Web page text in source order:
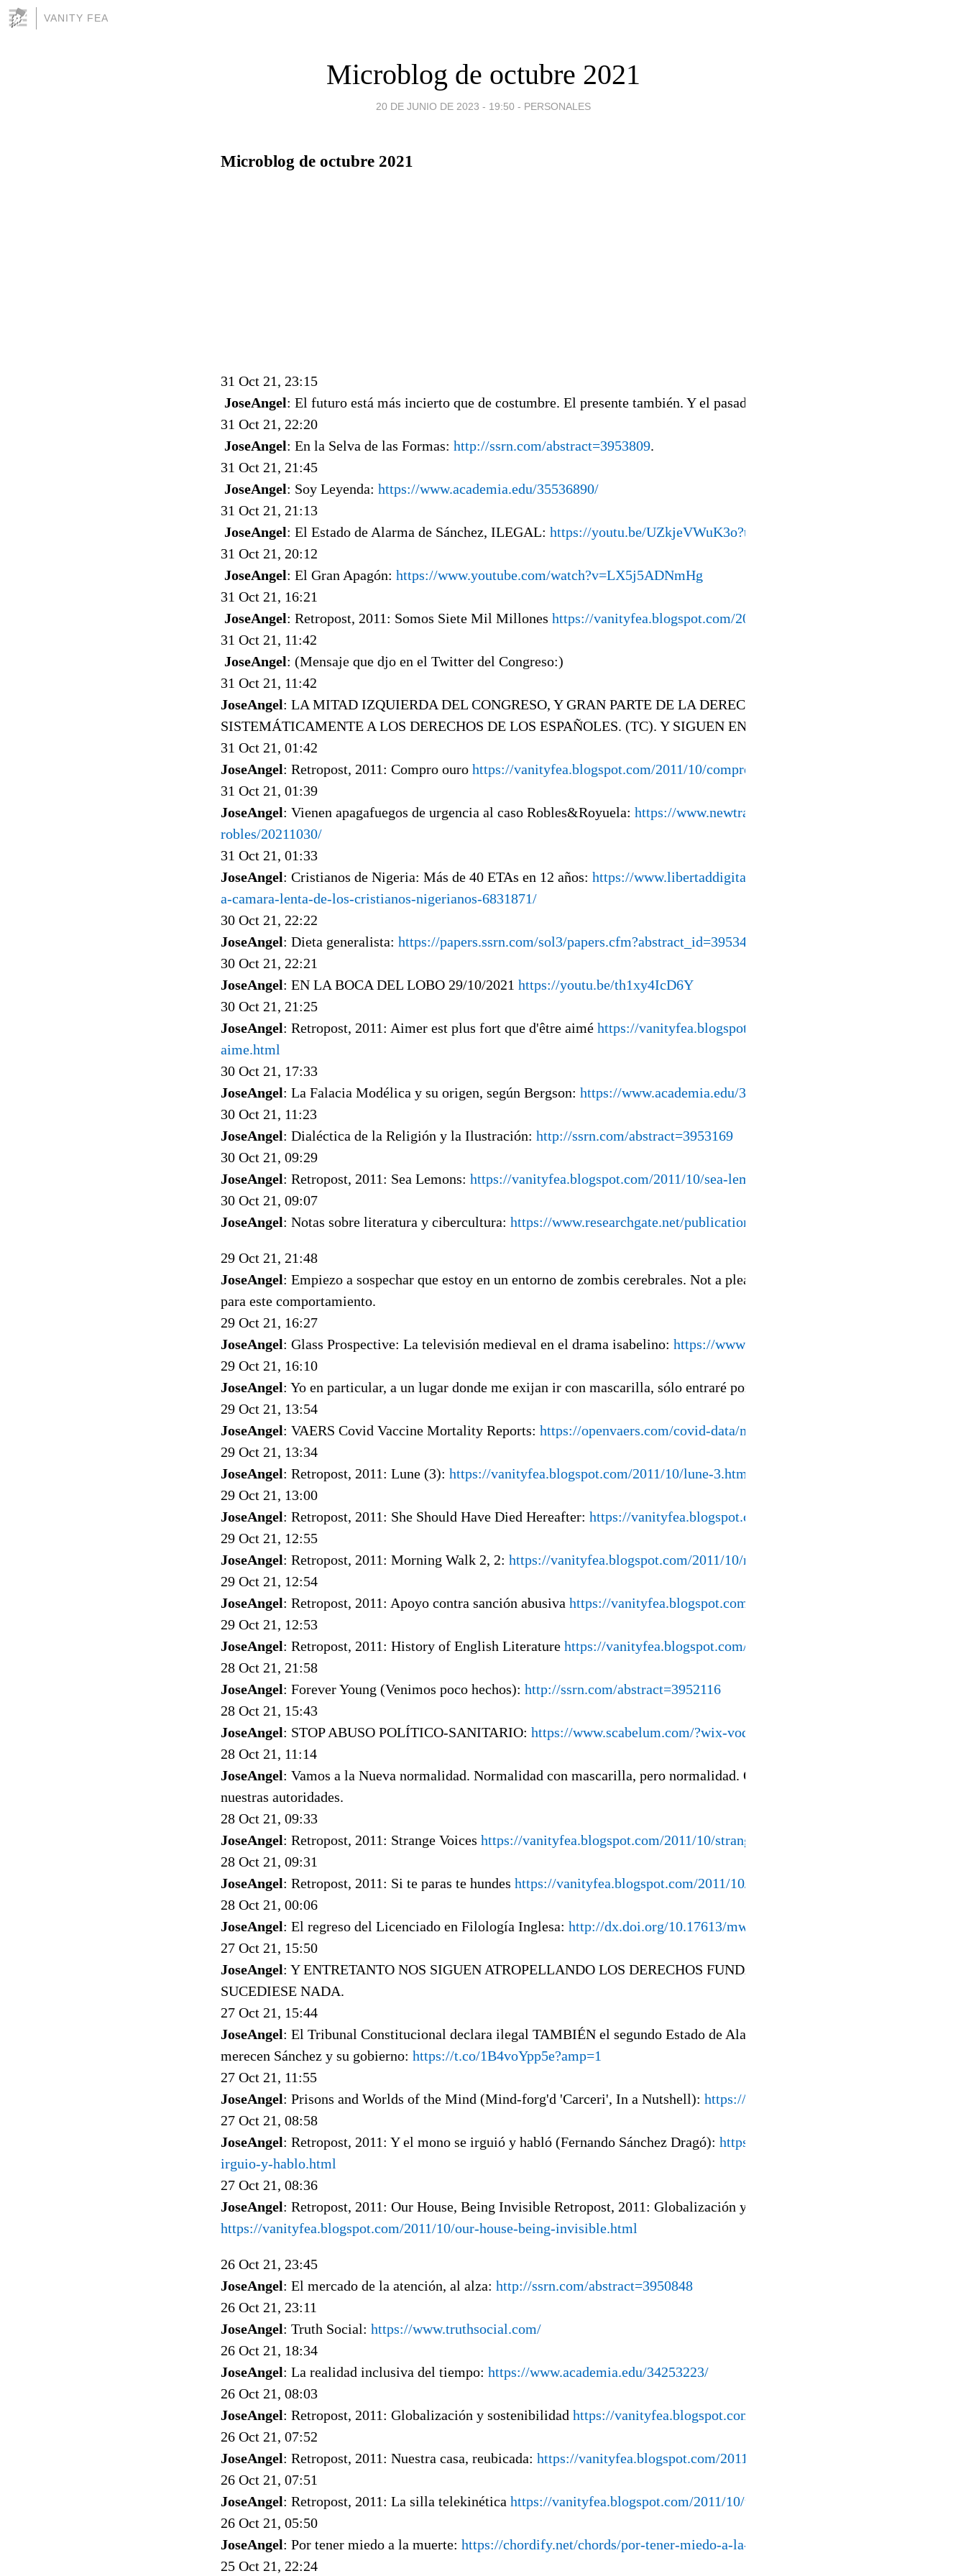
VANITY FEA
Microblog de octubre 2021
20 DE JUNIO DE 2023 - 19:50 - PERSONALES
Microblog de octubre 2021
31 Oct 21, 23:15
JoseAngel: El futuro está más incierto que de costumbre. El presente también. Y el pasado... casi mejor dejarlo estar.
31 Oct 21, 22:20
JoseAngel: En la Selva de las Formas: http://ssrn.com/abstract=3953809.
31 Oct 21, 21:45
JoseAngel: Soy Leyenda: https://www.academia.edu/35536890/
31 Oct 21, 21:13
JoseAngel: El Estado de Alarma de Sánchez, ILEGAL: https://youtu.be/UZkjeVWuK3o?t=7068
31 Oct 21, 20:12
JoseAngel: El Gran Apagón: https://www.youtube.com/watch?v=LX5j5ADNmHg
31 Oct 21, 16:21
JoseAngel: Retropost, 2011: Somos Siete Mil Millones https://vanityfea.blogspot.com/2011/10/somos-siete-mil-
31 Oct 21, 11:42
JoseAngel: (Mensaje que djo en el Twitter del Congreso:)
31 Oct 21, 11:42
JoseAngel: LA MITAD IZQUIERDA DEL CONGRESO, Y GRAN PARTE DE LA DERECHA, VIENE AGREDIENDO
SISTEMÁTICAMENTE A LOS DERECHOS DE LOS ESPAÑOLES. (TC). Y SIGUEN EN ELLO. ¡¡¡¡FUERA LEY DE
31 Oct 21, 01:42
JoseAngel: Retropost, 2011: Compro ouro https://vanityfea.blogspot.com/2011/10/compro-ouro.html
31 Oct 21, 01:39
JoseAngel: Vienen apagafuegos de urgencia al caso Robles&Royuela: https://www.newtral.es/fiscalia-supremo-investigacion-
robles/20211030/
31 Oct 21, 01:33
JoseAngel: Cristianos de Nigeria: Más de 40 ETAs en 12 años: https://www.libertaddigital.com/opinion/marcel-gascon-
a-camara-lenta-de-los-cristianos-nigerianos-6831871/
30 Oct 21, 22:22
JoseAngel: Dieta generalista: https://papers.ssrn.com/sol3/papers.cfm?abstract_id=3953421
30 Oct 21, 22:21
JoseAngel: EN LA BOCA DEL LOBO 29/10/2021 https://youtu.be/th1xy4IcD6Y
30 Oct 21, 21:25
JoseAngel: Retropost, 2011: Aimer est plus fort que d'être aimé https://vanityfea.blogspot.com/2011/10/aimer-est-plus-fort-
aime.html
30 Oct 21, 17:33
JoseAngel: La Falacia Modélica y su origen, según Bergson: https://www.academia.edu/34940295/
30 Oct 21, 11:23
JoseAngel: Dialéctica de la Religión y la Ilustración: http://ssrn.com/abstract=3953169
30 Oct 21, 09:29
JoseAngel: Retropost, 2011: Sea Lemons: https://vanityfea.blogspot.com/2011/10/sea-lemons.html
30 Oct 21, 09:07
JoseAngel: Notas sobre literatura y cibercultura: https://www.researchgate.net/publication/332860914
29 Oct 21, 21:48
JoseAngel: Empiezo a sospechar que estoy en un entorno de zombis cerebrales. Not a pleasing prospect, pero es que no hay
para este comportamiento.
29 Oct 21, 16:27
JoseAngel: Glass Prospective: La televisión medieval en el drama isabelino: https://www.academia.edu/34723028/
29 Oct 21, 16:10
JoseAngel: Yo en particular, a un lugar donde me exijan ir con mascarilla, sólo entraré por OBLIGACIÓN.
29 Oct 21, 13:54
JoseAngel: VAERS Covid Vaccine Mortality Reports: https://openvaers.com/covid-data/mortality
29 Oct 21, 13:34
JoseAngel: Retropost, 2011: Lune (3): https://vanityfea.blogspot.com/2011/10/lune-3.html
29 Oct 21, 13:00
JoseAngel: Retropost, 2011: She Should Have Died Hereafter: https://vanityfea.blogspot.com/2011/10/she-should-have-died-
29 Oct 21, 12:55
JoseAngel: Retropost, 2011: Morning Walk 2, 2: https://vanityfea.blogspot.com/2011/10/morning-walk-2-2.html
29 Oct 21, 12:54
JoseAngel: Retropost, 2011: Apoyo contra sanción abusiva https://vanityfea.blogspot.com/2011/10/apoyo-contra-sancion-
29 Oct 21, 12:53
JoseAngel: Retropost, 2011: History of English Literature https://vanityfea.blogspot.com/2011/10/history-of-english-
28 Oct 21, 21:58
JoseAngel: Forever Young (Venimos poco hechos): http://ssrn.com/abstract=3952116
28 Oct 21, 15:43
JoseAngel: STOP ABUSO POLÍTICO-SANITARIO: https://www.scabelum.com/?wix-vod-video-
28 Oct 21, 11:14
JoseAngel: Vamos a la Nueva normalidad. Normalidad con mascarilla, pero normalidad. Obligarnos a llevar mascarilla es lo
nuestras autoridades.
28 Oct 21, 09:33
JoseAngel: Retropost, 2011: Strange Voices https://vanityfea.blogspot.com/2011/10/strange-voices.html
28 Oct 21, 09:31
JoseAngel: Retropost, 2011: Si te paras te hundes https://vanityfea.blogspot.com/2011/10/si-paras-te-hundes.html
28 Oct 21, 00:06
JoseAngel: El regreso del Licenciado en Filología Inglesa: http://dx.doi.org/10.17613/mw76-0f45
27 Oct 21, 15:50
JoseAngel: Y ENTRETANTO NOS SIGUEN ATROPELLANDO LOS DERECHOS FUNDAMENTALES A DIARIO COMO SI
SUCEDIESE NADA.
27 Oct 21, 15:44
JoseAngel: El Tribunal Constitucional declara ilegal TAMBIÉN el segundo Estado de Alarma. No caben en la ley los años de
merecen Sánchez y su gobierno: https://t.co/1B4voYpp5e?amp=1
27 Oct 21, 11:55
JoseAngel: Prisons and Worlds of the Mind (Mind-forg'd 'Carceri', In a Nutshell): https://www.academia.edu/34701501/
27 Oct 21, 08:58
JoseAngel: Retropost, 2011: Y el mono se irguió y habló (Fernando Sánchez Dragó): https://vanityfea.blogspot.com/2011/10/
irguio-y-hablo.html
27 Oct 21, 08:36
JoseAngel: Retropost, 2011: Our House, Being Invisible Retropost, 2011: Globalización y sostenibilidad
https://vanityfea.blogspot.com/2011/10/our-house-being-invisible.html
26 Oct 21, 23:45
JoseAngel: El mercado de la atención, al alza: http://ssrn.com/abstract=3950848
26 Oct 21, 23:11
JoseAngel: Truth Social: https://www.truthsocial.com/
26 Oct 21, 18:34
JoseAngel: La realidad inclusiva del tiempo: https://www.academia.edu/34253223/
26 Oct 21, 08:03
JoseAngel: Retropost, 2011: Globalización y sostenibilidad https://vanityfea.blogspot.com/2011/10/globalizacion-y-
26 Oct 21, 07:52
JoseAngel: Retropost, 2011: Nuestra casa, reubicada: https://vanityfea.blogspot.com/2011/10/nuestra-casa-reubicada.html
26 Oct 21, 07:51
JoseAngel: Retropost, 2011: La silla telekinética https://vanityfea.blogspot.com/2011/10/un-sueno-de-esta-noche-pasada.html
26 Oct 21, 05:50
JoseAngel: Por tener miedo a la muerte: https://chordify.net/chords/por-tener-miedo-a-la-muerte-jose-angel-garcia-landa
25 Oct 21, 22:24